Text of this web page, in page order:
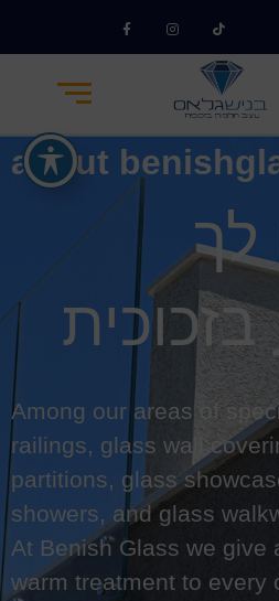
about
לך
בזכוכית
Among our areas of
railings, glass wall
partitions, glass
showers, and glass
At Benish Glass we give
warm treatment to every